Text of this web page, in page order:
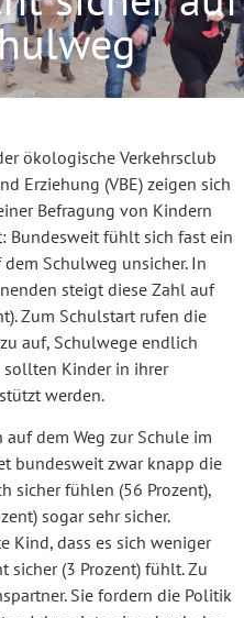
ökologische Verkehrsclub
Erziehung (VBE) zeigen sich
Befragung von Kindern
Bundesweit fühlt sich fast ein
Schulweg unsicher. In
steigt diese Zahl auf
Zum Schulstart rufen die
auf, Schulwege endlich
sollten Kinder in ihrer
werden.
dem Weg zur Schule im
bundesweit zwar knapp die
sicher fühlen (56 Prozent),
sogar sehr sicher.
Kind, dass es sich weniger
sicher (3 Prozent) fühlt. Zu
Sie fordern die Politik